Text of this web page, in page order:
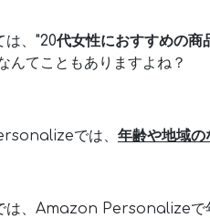
、 "20代女性におすすめの商
んてこともありますよね？
では、 年齢や地域の
は、Amazon Personalizeで